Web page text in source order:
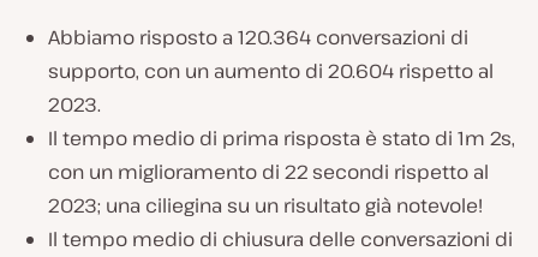
Abbiamo risposto a 120.364 conversazioni di
supporto, con un aumento di 20.604 rispetto al
2023.
Il tempo medio di prima risposta è stato di 1m 2s,
con un miglioramento di 22 secondi rispetto al
2023; una ciliegina su un risultato già notevole!
Il tempo medio di chiusura delle conversazioni di